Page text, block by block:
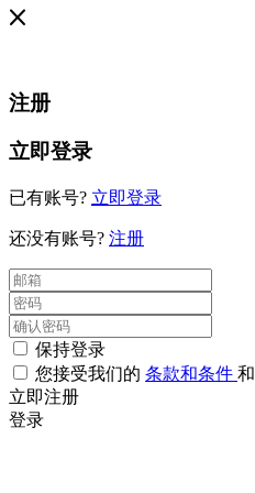
注册
立即登录
已有账号? 立即登录
还没有账号? 注册
保持登录
您接受我们的 条款和条件 和
立即注册
登录